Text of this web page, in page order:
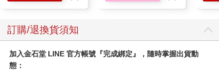
天色全黑了，一輪美麗的圓月照亮了大海和沙灘。這個不知哪裡
我仔細看看他的臉，他看起來不會超過八歲。可是他會開飛機，
吧？
訂購/退換貨須知
加入金石堂 LINE 官方帳號『完成綁定』，隨時掌握出貨動
態：